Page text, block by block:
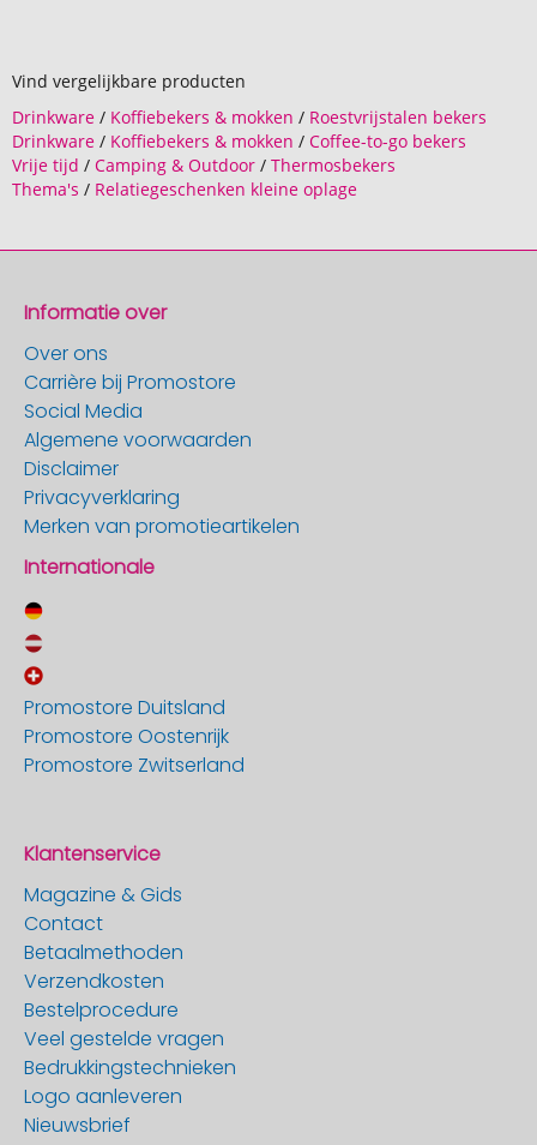
Vind vergelijkbare producten
Drinkware / Koffiebekers & mokken / Roestvrijstalen bekers
Drinkware / Koffiebekers & mokken / Coffee-to-go bekers
Vrije tijd / Camping & Outdoor / Thermosbekers
Thema's / Relatiegeschenken kleine oplage
Informatie over
Over ons
Carrière bij Promostore
Social Media
Algemene voorwaarden
Disclaimer
Privacyverklaring
Merken van promotieartikelen
Internationale
Promostore Duitsland
Promostore Oostenrijk
Promostore Zwitserland
Klantenservice
Magazine & Gids
Contact
Betaalmethoden
Verzendkosten
Bestelprocedure
Veel gestelde vragen
Bedrukkingstechnieken
Logo aanleveren
Nieuwsbrief